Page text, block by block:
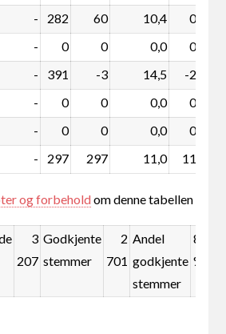
- 282 60 10,4 0,6
- 0 0 0,0 0,0
- 391 -3 14,5 -2,9
- 0 0 0,0 0,0
- 0 0 0,0 0,0
- 297 297 11,0 11,0
og forbeholdom denne tabellen
3
207
Godkjente
stemmer
2
701
Andel
godkjente
stemmer
84,2
%